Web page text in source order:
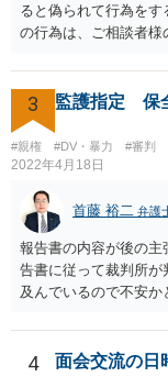
ると偽られて行為を
の行為は、ご相談者
ませんが、上記は性
依頼されると、相手
慰謝料の額含め、一
3 監護指定 保
#親権 #DV・暴力 #審判
2022年4月18日
首藤 裕二 弁護
報告書の内容が後の
告書に従って裁判所が
及んでいるので不安か
4 面会交流の日